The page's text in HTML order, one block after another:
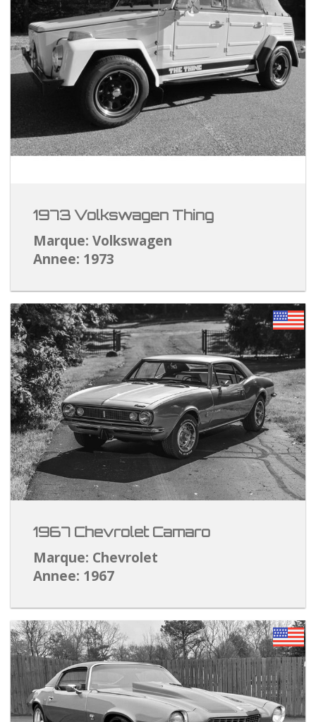
1973 Volkswagen Thing
Marque: Volkswagen
Annee: 1973
1967 Chevrolet Camaro
Marque: Chevrolet
Annee: 1967